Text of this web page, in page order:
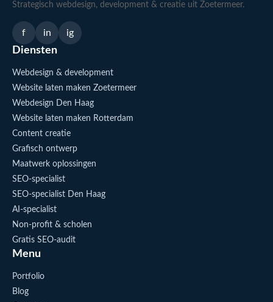
Strategisch webdesign, development & creatie uit Zoetermeer.
f in ig
Diensten
Webdesign & development
Website laten maken Zoetermeer
Webdesign Den Haag
Website laten maken Rotterdam
Content creatie
Grafisch ontwerp
Maatwerk oplossingen
SEO-specialist
SEO-specialist Den Haag
AI-specialist
Non-profit & scholen
Gratis SEO-audit
Menu
Portfolio
Blog